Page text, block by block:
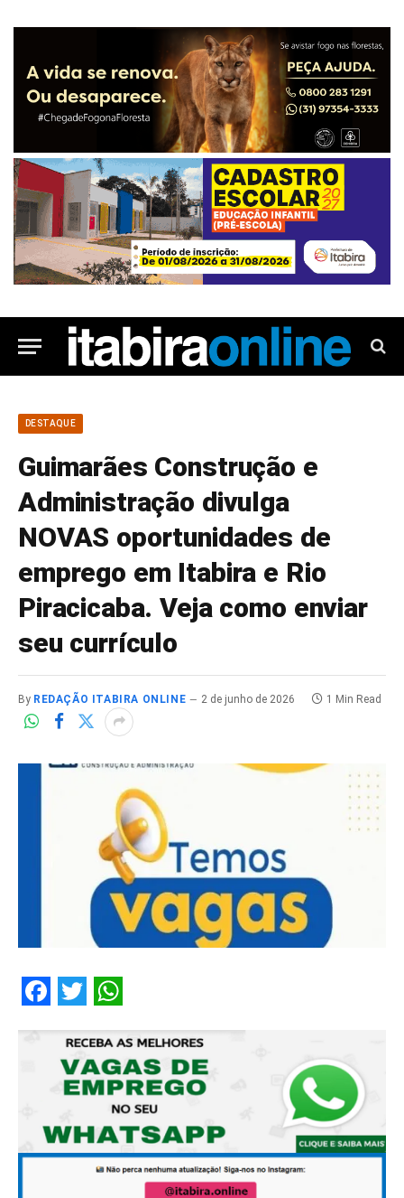
DESTAQUE
Guimarães Construção e
Administração divulga
NOVAS oportunidades de
emprego em Itabira e Rio
Piracicaba. Veja como enviar
seu currículo
By REDAÇÃO ITABIRA ONLINE 2 de junho de 2026 1 Min Read